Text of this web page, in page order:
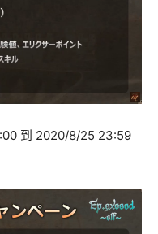
到 2020/8/25 23:59